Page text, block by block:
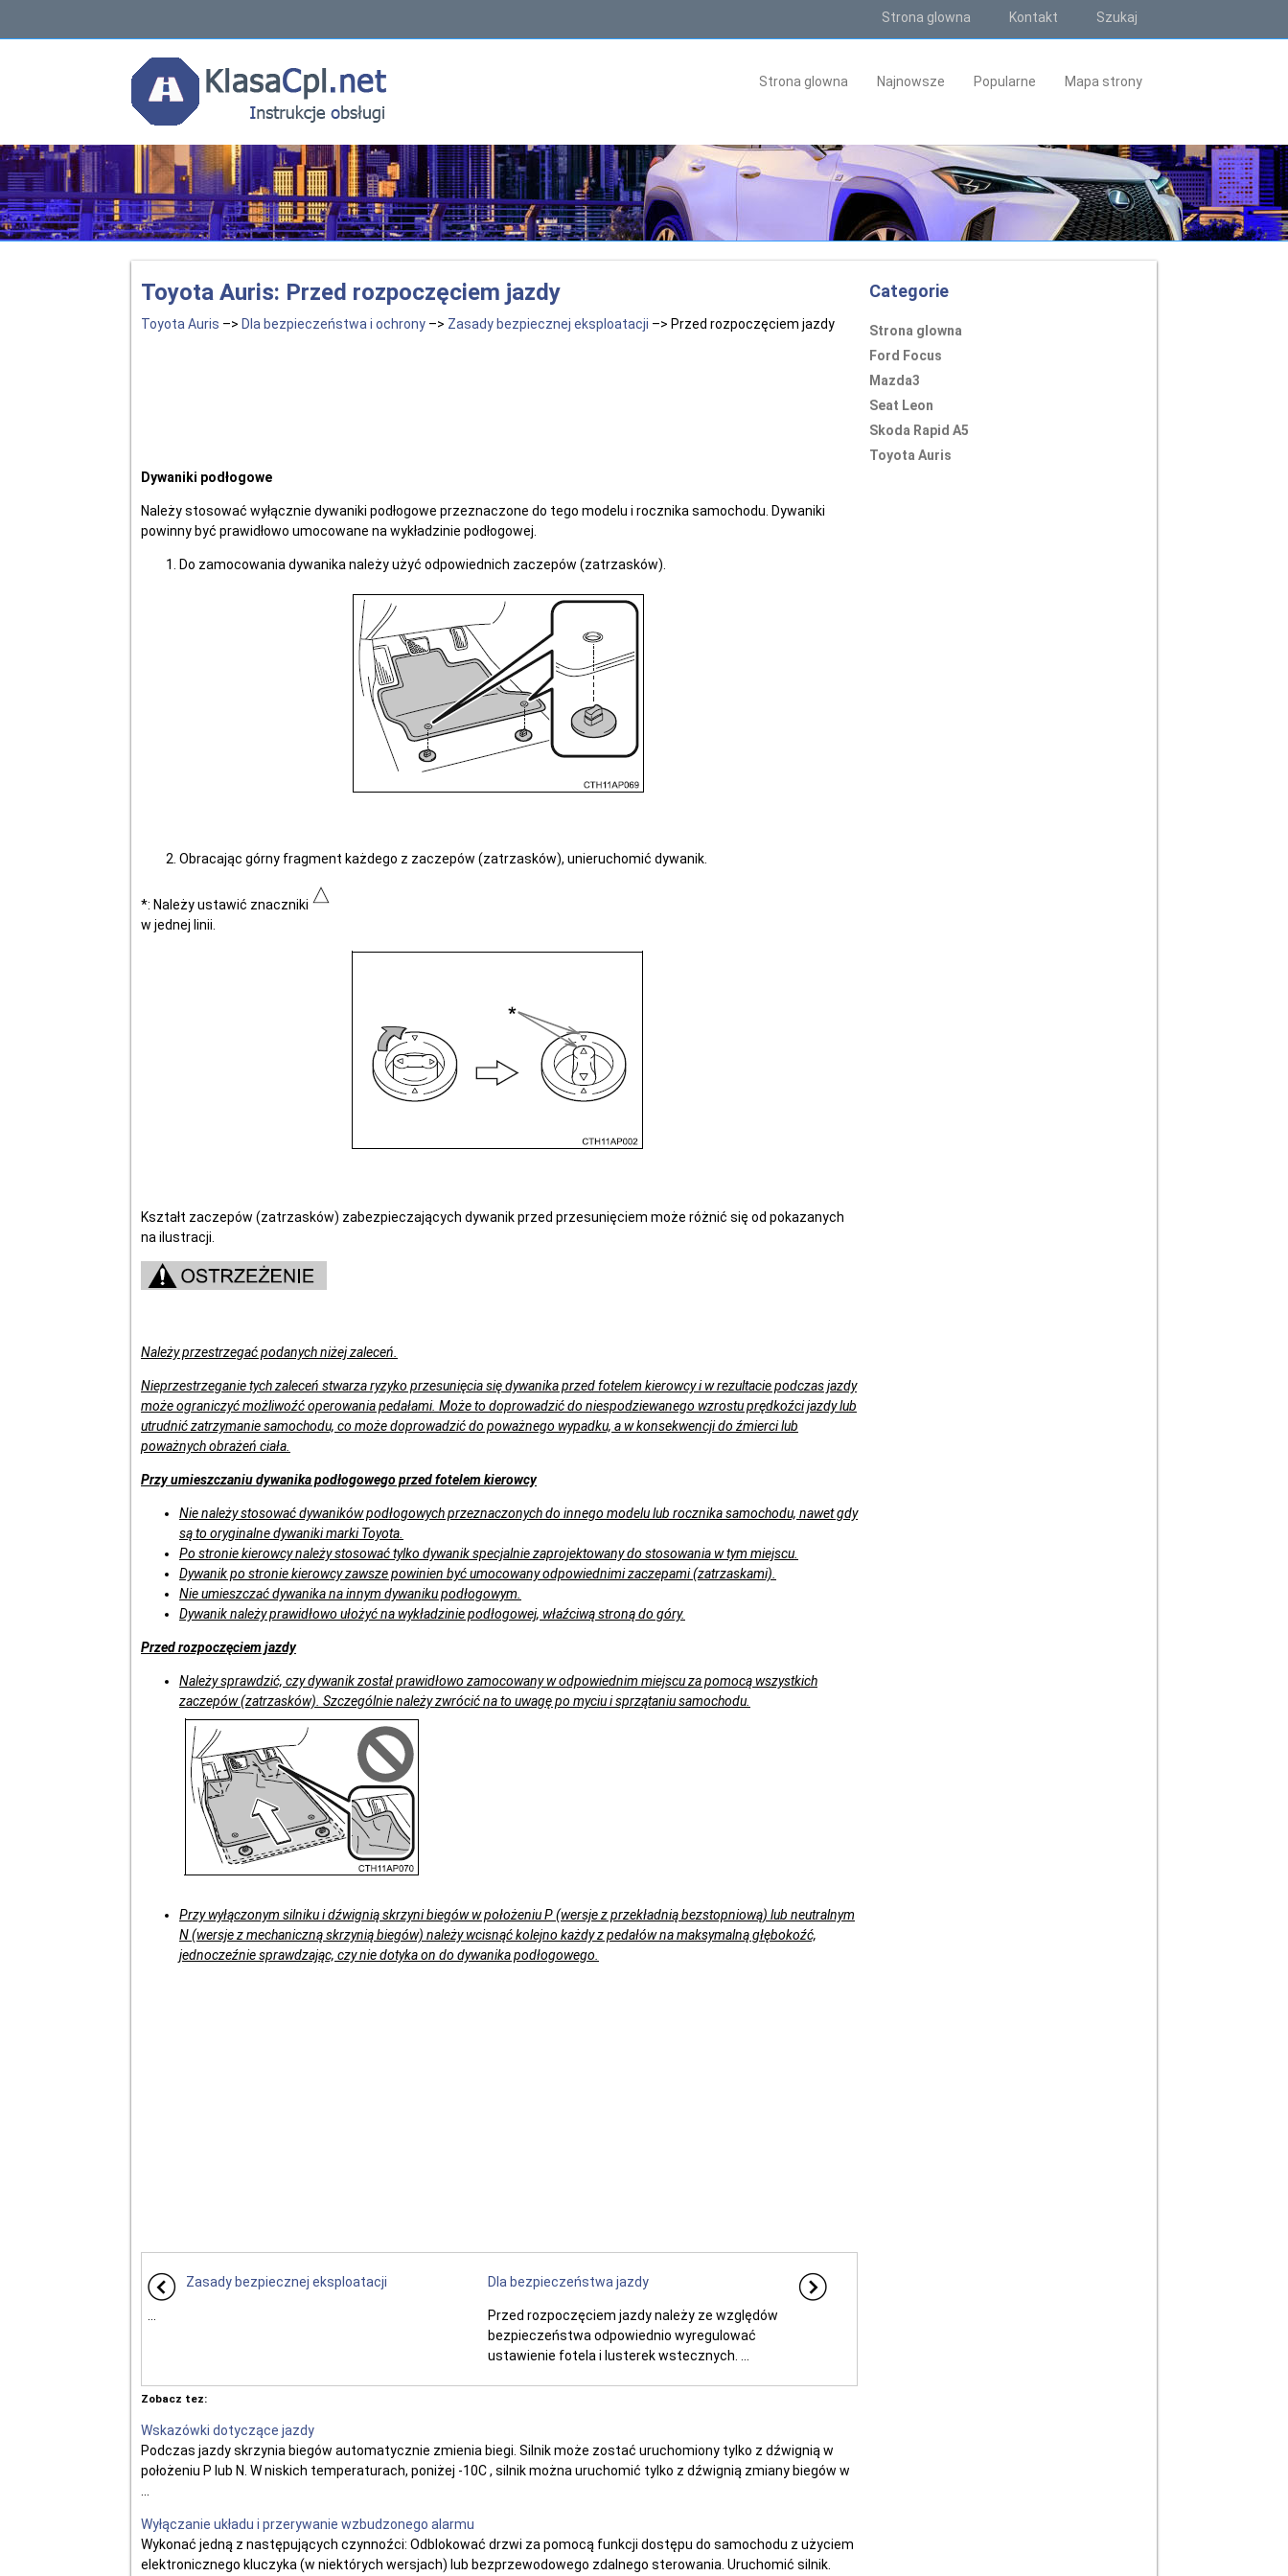
Strona glowna Kontakt Szukaj
Strona glowna Najnowsze Popularne Mapa strony
Toyota Auris: Przed rozpoczęciem jazdy
Toyota Auris –> Dla bezpieczeństwa i ochrony –> Zasady bezpiecznej eksploatacji –> Przed rozpoczęciem jazdy
Dywaniki podłogowe
Należy stosować wyłącznie dywaniki podłogowe przeznaczone do tego modelu i rocznika samochodu. Dywaniki
powinny być prawidłowo umocowane na wykładzinie podłogowej.
Do zamocowania dywanika należy użyć odpowiednich zaczepów (zatrzasków).
Obracając górny fragment każdego z zaczepów (zatrzasków), unieruchomić dywanik.
*: Należy ustawić znaczniki
w jednej linii.
Kształt zaczepów (zatrzasków) zabezpieczających dywanik przed przesunięciem może różnić się od pokazanych
na ilustracji.
Należy przestrzegać podanych niżej zaleceń.
Nieprzestrzeganie tych zaleceń stwarza ryzyko przesunięcia się dywanika przed fotelem kierowcy i w rezultacie podczas jazdy
może ograniczyć możliwoźć operowania pedałami. Może to doprowadzić do niespodziewanego wzrostu prędkoźci jazdy lub
utrudnić zatrzymanie samochodu, co może doprowadzić do poważnego wypadku, a w konsekwencji do źmierci lub
poważnych obrażeń ciała.
Przy umieszczaniu dywanika podłogowego przed fotelem kierowcy
Nie należy stosować dywaników podłogowych przeznaczonych do innego modelu lub rocznika samochodu, nawet gdy
są to oryginalne dywaniki marki Toyota.
Po stronie kierowcy należy stosować tylko dywanik specjalnie zaprojektowany do stosowania w tym miejscu.
Dywanik po stronie kierowcy zawsze powinien być umocowany odpowiednimi zaczepami (zatrzaskami).
Nie umieszczać dywanika na innym dywaniku podłogowym.
Dywanik należy prawidłowo ułożyć na wykładzinie podłogowej, właźciwą stroną do góry.
Przed rozpoczęciem jazdy
Należy sprawdzić, czy dywanik został prawidłowo zamocowany w odpowiednim miejscu za pomocą wszystkich
zaczepów (zatrzasków). Szczególnie należy zwrócić na to uwagę po myciu i sprzątaniu samochodu.
Przy wyłączonym silniku i dźwignią skrzyni biegów w położeniu P (wersje z przekładnią bezstopniową) lub neutralnym
N (wersje z mechaniczną skrzynią biegów) należy wcisnąć kolejno każdy z pedałów na maksymalną głębokoźć,
jednoczeźnie sprawdzając, czy nie dotyka on do dywanika podłogowego.
Zasady bezpiecznej eksploatacji Dla bezpieczeństwa jazdy
Przed rozpoczęciem jazdy należy ze względów
bezpieczeństwa odpowiednio wyregulować
ustawienie fotela i lusterek wstecznych. ...
Zobacz tez:
Wskazówki dotyczące jazdy
Podczas jazdy skrzynia biegów automatycznie zmienia biegi. Silnik może zostać uruchomiony tylko z dźwignią w
położeniu P lub N. W niskich temperaturach, poniżej -10C , silnik można uruchomić tylko z dźwignią zmiany biegów w
Wyłączanie układu i przerywanie wzbudzonego alarmu
Wykonać jedną z następujących czynnoźci: Odblokować drzwi za pomocą funkcji dostępu do samochodu z użyciem
elektronicznego kluczyka (w niektórych wersjach) lub bezprzewodowego zdalnego sterowania. Uruchomić silnik.
Categorie
Strona glowna
Ford Focus
Mazda3
Seat Leon
Skoda Rapid A5
Toyota Auris